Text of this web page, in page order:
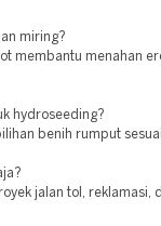
miring?
membantu menahan
hydroseeding?
benih rumput
jalan tol, reklamasi,